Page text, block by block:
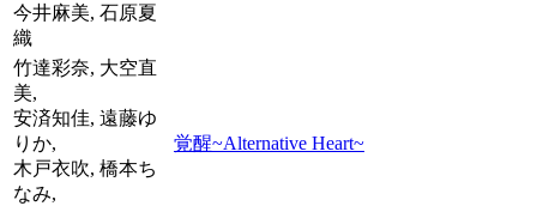
今井麻美, 石原夏
織
竹達彩奈, 大空直
美,
安済知佳, 遠藤ゆ
りか,
木戸衣吹, 橋本ち
なみ,
覚醒~Alternative Heart~